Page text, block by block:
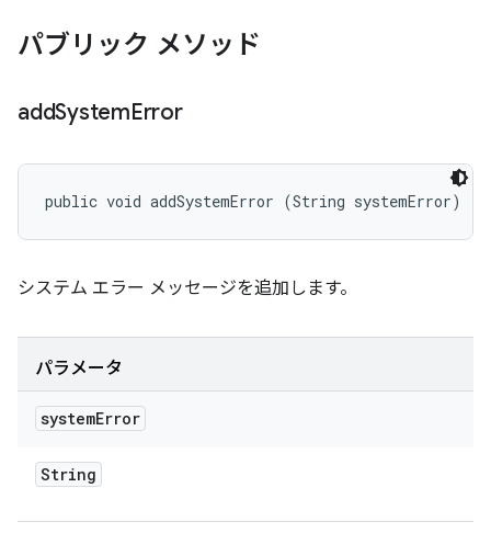
パブリック メソッド
addSystemError
public void addSystemError (String systemError)
システム エラー メッセージを追加します。
パラメータ
systemError
String